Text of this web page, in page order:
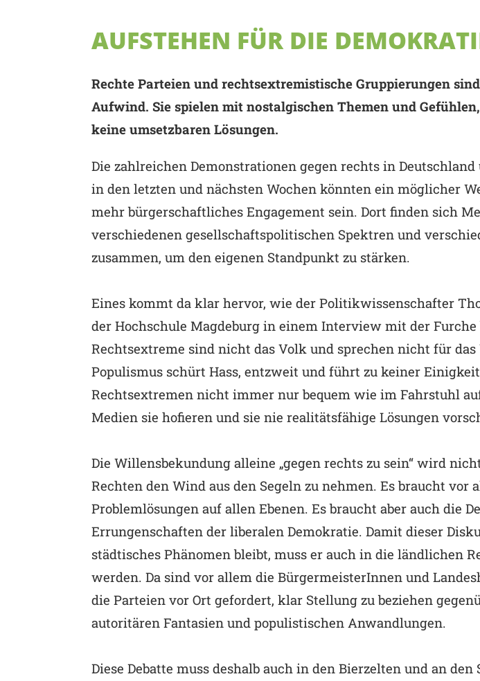
AUFSTEHEN FÜR DIE
Rechte Parteien und rechtsextremistische Gruppierungen
Aufwind. Sie spielen mit nostalgischen Themen und
keine umsetzbaren Lösungen.
Die zahlreichen Demonstrationen gegen rechts in
in den letzten und nächsten Wochen könnten ein möglicher
mehr bürgerschaftliches Engagement sein. Dort finden sich
verschiedenen gesellschaftspolitischen Spektren und
zusammen, um den eigenen Standpunkt zu stärken.
Eines kommt da klar hervor, wie der Politikwissenschafter
der Hochschule Magdeburg in einem Interview mit der Furche
Rechtsextreme sind nicht das Volk und sprechen nicht für das
Populismus schürt Hass, entzweit und führt zu keiner
Rechtsextremen nicht immer nur bequem wie im Fahrstuhl
Medien sie hofieren und sie nie realitätsfähige Lösungen
Die Willensbekundung alleine „gegen rechts zu sein“ wird
Rechten den Wind aus den Segeln zu nehmen. Es braucht vor
Problemlösungen auf allen Ebenen. Es braucht aber auch die
Errungenschaften der liberalen Demokratie. Damit dieser
städtisches Phänomen bleibt, muss er auch in die ländlichen
werden. Da sind vor allem die BürgermeisterInnen und
die Parteien vor Ort gefordert, klar Stellung zu beziehen
autoritären Fantasien und populistischen Anwandlungen.
Diese Debatte muss deshalb auch in den Bierzelten und an